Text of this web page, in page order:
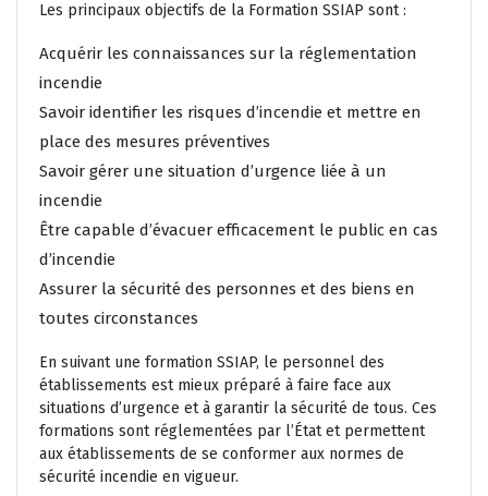
Les principaux objectifs de la Formation SSIAP sont :
Acquérir les connaissances sur la réglementation
incendie
Savoir identifier les risques d’incendie et mettre en
place des mesures préventives
Savoir gérer une situation d’urgence liée à un
incendie
Être capable d’évacuer efficacement le public en cas
d’incendie
Assurer la sécurité des personnes et des biens en
toutes circonstances
En suivant une formation SSIAP, le personnel des
établissements est mieux préparé à faire face aux
situations d’urgence et à garantir la sécurité de tous. Ces
formations sont réglementées par l’État et permettent
aux établissements de se conformer aux normes de
sécurité incendie en vigueur.